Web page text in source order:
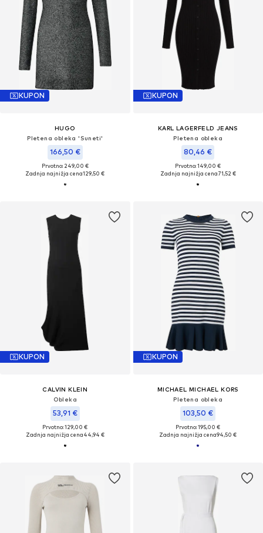
KUPON
HUGO
Pletena obleka 'Suneti'
166,50 €
Prvotno: 249,00 €
Zadnja najnižja cena129,50 €
KUPON
KARL LAGERFELD JEANS
Pletena obleka
80,46 €
Prvotno: 149,00 €
Zadnja najnižja cena71,52 €
KUPON
CALVIN KLEIN
Obleka
53,91 €
Prvotno: 129,00 €
Zadnja najnižja cena44,94 €
KUPON
MICHAEL MICHAEL KORS
Pletena obleka
103,50 €
Prvotno: 195,00 €
Zadnja najnižja cena94,50 €